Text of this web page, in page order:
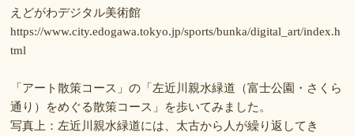
えどがわデジタル美術館
https://www.city.edogawa.tokyo.jp/sports/bunka/digital_art/index.h
tml
「アート散策コース」の「左近川親水緑道（富士公園・さくら
通り）をめぐる散策コース」を歩いてみました。
写真上：左近川親水緑道には、太古から人が繰り返してき